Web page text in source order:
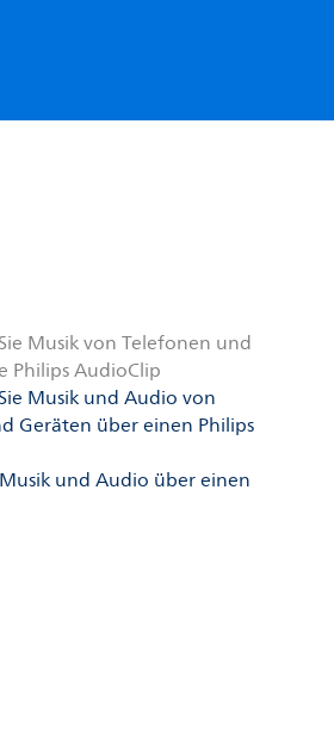
Musik von Telefonen und
Philips AudioClip
Musik und Audio von
Geräten über einen Philips
und Audio über einen